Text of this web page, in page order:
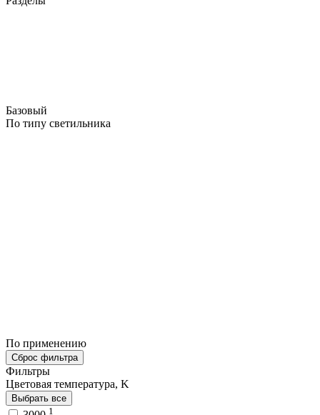
Базовый
По типу светильника
По применению
Сброс фильтра
Фильтры
Цветовая температура, K
Выбрать все
1